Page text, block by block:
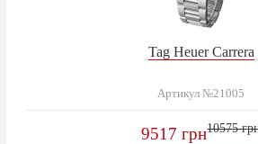
Tag Heuer Carrera
Артикул №21005
9517 грн10575